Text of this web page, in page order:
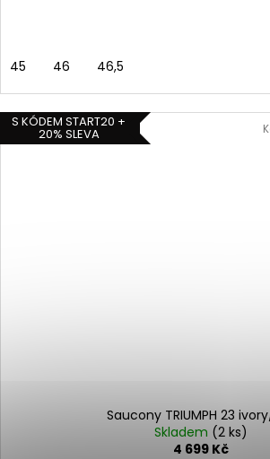
45 46 46,5
S KÓDEM START20 +
20% SLEVA
Saucony TRIUMPH 23
Skladem (2 ks)
4 699 Kč